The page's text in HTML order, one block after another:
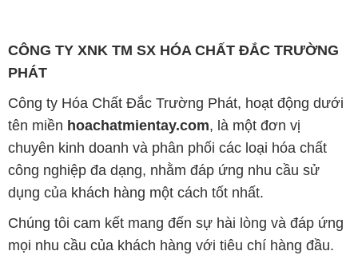
chuyên kinh doanh và phân phối các loại hóa chất
công nghiệp đa dạng, nhằm đáp ứng nhu cầu sử
dụng của khách hàng một cách tốt nhất.
Chúng tôi cam kết mang đến sự hài lòng và đáp ứng
mọi nhu cầu của khách hàng với tiêu chí hàng đầu.
Công ty chúng tôi hiện cung cấp những sản phẩm
hóa chất chất lượng cao với giá thành hợp lý, nhằm
đảm bảo sự thành công của khách hàng.
Uy tín là một trong những nguyên tắc quan trọng